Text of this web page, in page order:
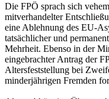
Die FPÖ sprach sich
mitverhandelter
eine Ablehnung des EU-
tatsächlicher und
Mehrheit. Ebenso in der
eingebrachter Antrag der
Altersfeststellung bei
minderjährigen Fremden